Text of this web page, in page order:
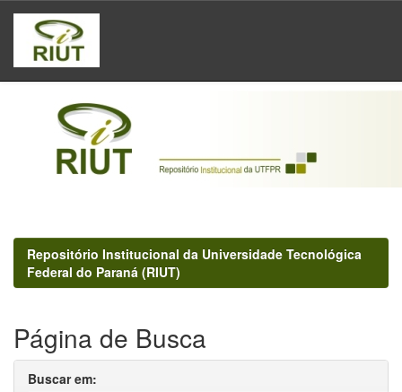
Skip
navigation
Repositório Institucional da Universidade Tecnológica
Federal do Paraná (RIUT)
Página de Busca
Buscar em: